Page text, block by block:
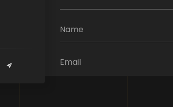
Enregistrer mon nom, mon